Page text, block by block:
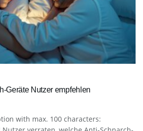
Geräte Nutzer empfehlen
with max. 100 characters: